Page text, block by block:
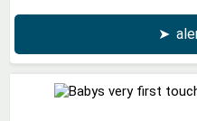
➤